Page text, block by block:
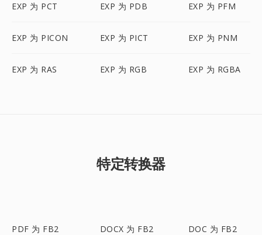
EXP 为 PCT EXP 为 PDB EXP 为 PFM
EXP 为 PICON EXP 为 PICT EXP 为 PNM
EXP 为 RAS EXP 为 RGB EXP 为 RGBA
特定转换器
PDF 为 FB2 DOCX 为 FB2 DOC 为 FB2